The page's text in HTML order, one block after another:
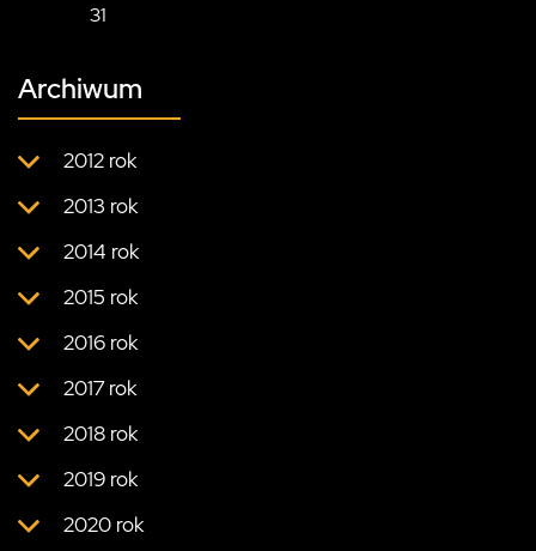
31
Archiwum
2012 rok
2013 rok
2014 rok
2015 rok
2016 rok
2017 rok
2018 rok
2019 rok
2020 rok